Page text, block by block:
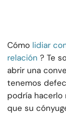
Cómo lidiar
relación ? Te
abrir una
tenemos
podría hacerlo
que su